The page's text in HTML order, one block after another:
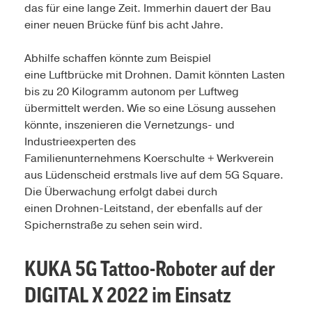
das für eine lange Zeit. Immerhin dauert der Bau
einer neuen Brücke fünf bis acht Jahre.
Abhilfe schaffen könnte zum Beispiel
eine Luftbrücke mit Drohnen. Damit könnten Lasten
bis zu 20 Kilogramm autonom per Luftweg
übermittelt werden. Wie so eine Lösung aussehen
könnte, inszenieren die Vernetzungs- und
Industrieexperten des
Familienunternehmens Koerschulte + Werkverein
aus Lüdenscheid erstmals live auf dem 5G Square.
Die Überwachung erfolgt dabei durch
einen Drohnen-Leitstand, der ebenfalls auf der
Spichernstraße zu sehen sein wird.
KUKA 5G Tattoo-Roboter auf der
DIGITAL X 2022 im Einsatz